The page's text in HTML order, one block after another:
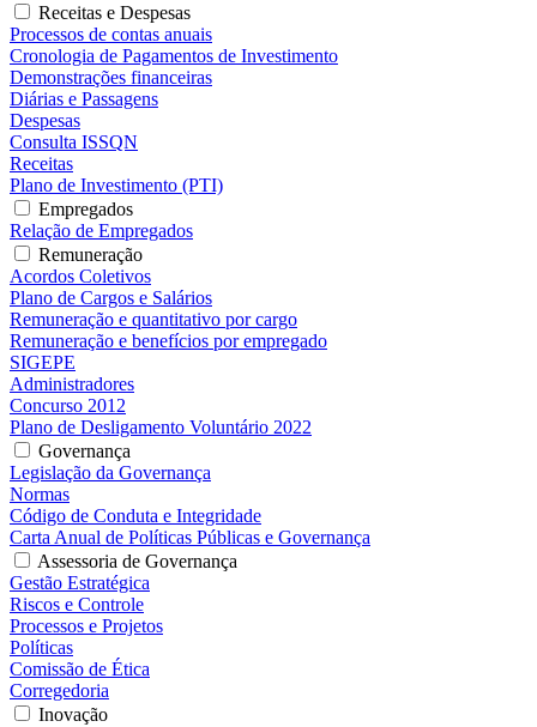
Receitas e Despesas
Processos de contas anuais
Cronologia de Pagamentos de Investimento
Demonstrações financeiras
Diárias e Passagens
Despesas
Consulta ISSQN
Receitas
Plano de Investimento (PTI)
Empregados
Relação de Empregados
Remuneração
Acordos Coletivos
Plano de Cargos e Salários
Remuneração e quantitativo por cargo
Remuneração e benefícios por empregado
SIGEPE
Administradores
Concurso 2012
Plano de Desligamento Voluntário 2022
Governança
Legislação da Governança
Normas
Código de Conduta e Integridade
Carta Anual de Políticas Públicas e Governança
Assessoria de Governança
Gestão Estratégica
Riscos e Controle
Processos e Projetos
Políticas
Comissão de Ética
Corregedoria
Inovação